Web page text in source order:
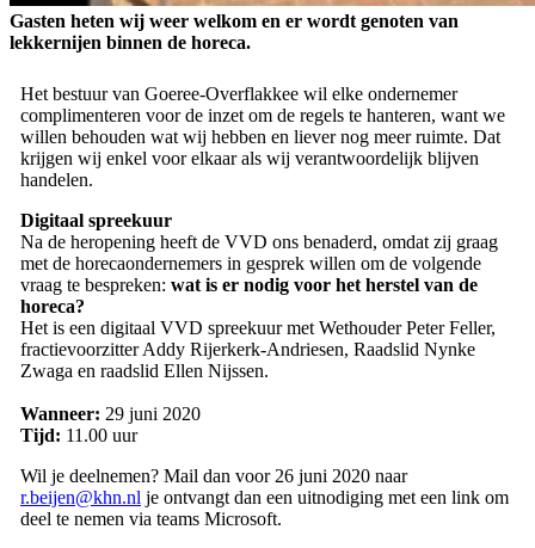
Gasten heten wij weer welkom en er wordt genoten van
lekkernijen binnen de horeca.
Het bestuur van Goeree-Overflakkee wil elke ondernemer
complimenteren voor de inzet om de regels te hanteren, want we
willen behouden wat wij hebben en liever nog meer ruimte. Dat
krijgen wij enkel voor elkaar als wij verantwoordelijk blijven
handelen.
Digitaal spreekuur
Na de heropening heeft de VVD ons benaderd, omdat zij graag
met de horecaondernemers in gesprek willen om de volgende
vraag te bespreken: wat is er nodig voor het herstel van de
horeca?
Het is een digitaal VVD spreekuur met Wethouder Peter Feller,
fractievoorzitter Addy Rijerkerk-Andriesen, Raadslid Nynke
Zwaga en raadslid Ellen Nijssen.
Wanneer: 29 juni 2020
Tijd: 11.00 uur
Wil je deelnemen? Mail dan voor 26 juni 2020 naar
r.beijen@khn.nl je ontvangt dan een uitnodiging met een link om
deel te nemen via teams Microsoft.